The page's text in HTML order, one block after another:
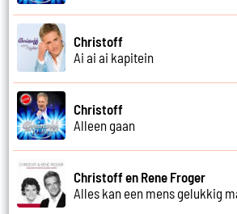
Christoff
Ai ai ai kapitein
Christoff
Alleen gaan
Christoff en Rene Froger
Alles kan een mens gelukkig